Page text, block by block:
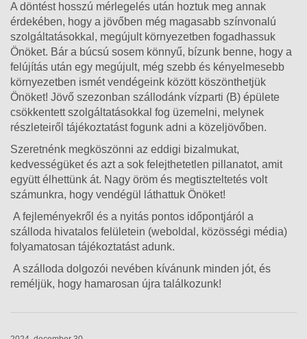
A döntést hosszú mérlegelés után hoztuk meg annak
érdekében, hogy a jövőben még magasabb színvonalú
szolgáltatásokkal, megújult környezetben fogadhassuk
Önöket. Bár a búcsú sosem könnyű, bízunk benne, hogy a
felújítás után egy megújult, még szebb és kényelmesebb
környezetben ismét vendégeink között köszönthetjük
Önöket! Jövő szezonban szállodánk vízparti (B) épülete
csökkentett szolgáltatásokkal fog üzemelni, melynek
részleteiről tájékoztatást fogunk adni a közeljövőben.
Szeretnénk megköszönni az eddigi bizalmukat,
kedvességüket és azt a sok felejthetetlen pillanatot, amit
együtt élhettünk át. Nagy öröm és megtiszteltetés volt
számunkra, hogy vendégül láthattuk Önöket!
A fejleményekről és a nyitás pontos időpontjáról a
szálloda hivatalos felületein (weboldal, közösségi média)
folyamatosan tájékoztatást adunk.
A szálloda dolgozói nevében kívánunk minden jót, és
reméljük, hogy hamarosan újra találkozunk!